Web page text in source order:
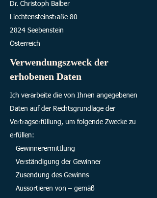
Dr. Christoph Balber
Liechtensteinstraße 80
2824 Seebenstein
Österreich
Verwendungszweck der
erhobenen Daten
Ich verarbeite die von Ihnen angegebenen
Daten auf der Rechtsgrundlage der
Vertragserfüllung, um folgende Zwecke zu
erfüllen:
Gewinnerermittlung
Verständigung der Gewinner
Zusendung des Gewinns
Aussortieren von – gemäß